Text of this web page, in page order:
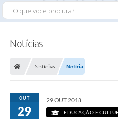
O QUE VOCE PROCURA?
Notícias
Notícias Notícia
OUT
29
29 OUT 2018
EDUCAÇÃO E